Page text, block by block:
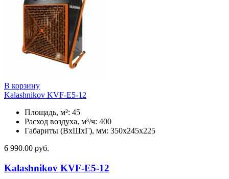
В корзину
Kalashnikov KVF-E5-12
Площадь, м²: 45
Расход воздуха, м³/ч: 400
Габариты (ВхШхГ), мм: 350x245x225
6 990.00 руб.
Kalashnikov KVF-E5-12